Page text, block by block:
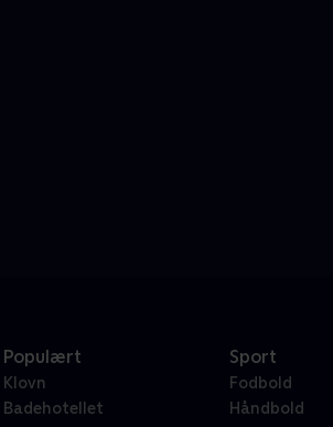
Populært
Klovn
Badehotellet
Sport
Fodbold
Håndbold